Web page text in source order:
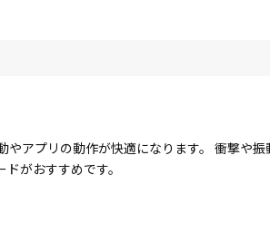
アプリの動作が快適になります。 衝撃や
がおすすめです。